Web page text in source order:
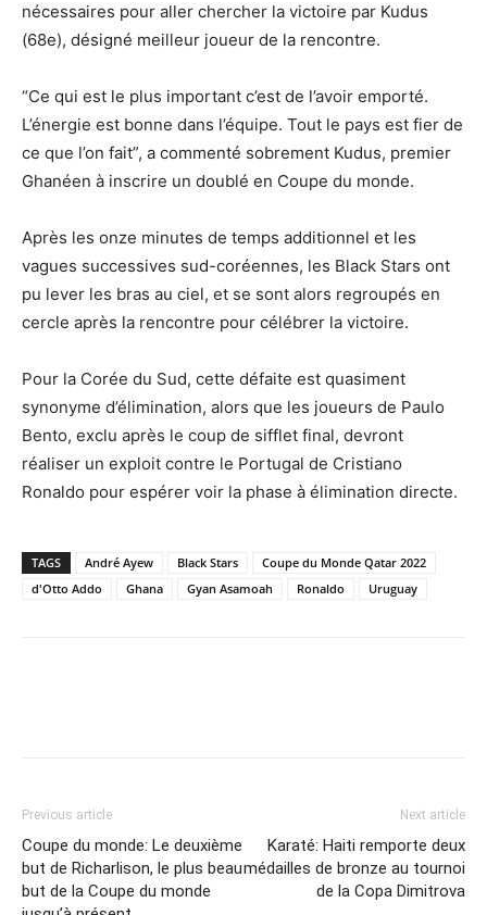
nécessaires pour aller chercher la victoire par Kudus
(68e), désigné meilleur joueur de la rencontre.
“Ce qui est le plus important c’est de l’avoir emporté.
L’énergie est bonne dans l’équipe. Tout le pays est fier de
ce que l’on fait”, a commenté sobrement Kudus, premier
Ghanéen à inscrire un doublé en Coupe du monde.
Après les onze minutes de temps additionnel et les
vagues successives sud-coréennes, les Black Stars ont
pu lever les bras au ciel, et se sont alors regroupés en
cercle après la rencontre pour célébrer la victoire.
Pour la Corée du Sud, cette défaite est quasiment
synonyme d’élimination, alors que les joueurs de Paulo
Bento, exclu après le coup de sifflet final, devront
réaliser un exploit contre le Portugal de Cristiano
Ronaldo pour espérer voir la phase à élimination directe.
TAGS André Ayew Black Stars
Coupe du Monde Qatar 2022
d'Otto Addo
Ghana Gyan Asamoah Ronaldo Uruguay
Previous article
Coupe du monde: Le deuxième
but de Richarlison, le plus beau
but de la Coupe du monde
Next article
Karaté: Haiti remporte deux
médailles de bronze au tournoi
de la Copa Dimitrova